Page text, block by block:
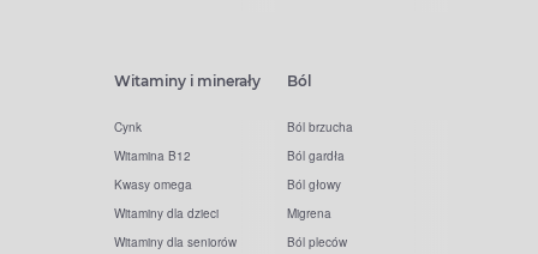
Witaminy i minerały
Cynk
Witamina B12
Kwasy omega
Witaminy dla dzieci
Witaminy dla seniorów
Ból
Ból brzucha
Ból gardła
Ból głowy
Migrena
Ból pleców